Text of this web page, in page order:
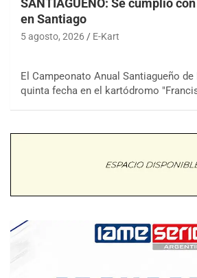
SANTIAGUEÑO: Se cumplió
en Santiago
5 agosto, 2026 E-Kart
El Campeonato Anual Santiagueño
quinta fecha en el kartódromo